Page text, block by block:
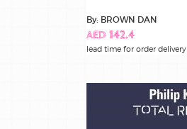
By: BROWN DAN
AED 142.4
lead time for order delivery